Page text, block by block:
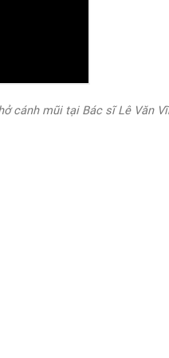
cánh mũi tại Bác sĩ Lê Văn